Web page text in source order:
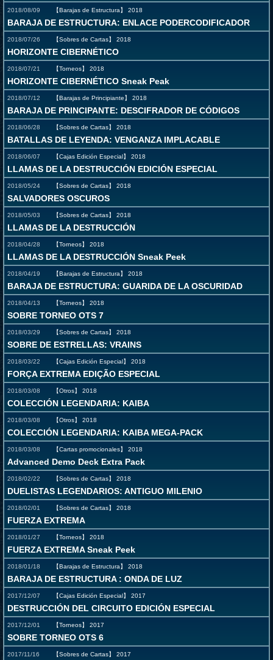
2018/08/09 【Barajas de Estructura】 2018
BARAJA DE ESTRUCTURA: ENLACE PODERCODIFICADOR
2018/07/26 【Sobres de Cartas】 2018
HORIZONTE CIBERNÉTICO
2018/07/21 【Torneos】 2018
HORIZONTE CIBERNÉTICO Sneak Peak
2018/07/12 【Barajas de Principiante】 2018
BARAJA DE PRINCIPANTE: DESCIFRADOR DE CÓDIGOS
2018/06/28 【Sobres de Cartas】 2018
BATALLAS DE LEYENDA: VENGANZA IMPLACABLE
2018/06/07 【Cajas Edición Especial】 2018
LLAMAS DE LA DESTRUCCIÓN EDICIÓN ESPECIAL
2018/05/24 【Sobres de Cartas】 2018
SALVADORES OSCUROS
2018/05/03 【Sobres de Cartas】 2018
LLAMAS DE LA DESTRUCCIÓN
2018/04/28 【Torneos】 2018
LLAMAS DE LA DESTRUCCIÓN Sneak Peek
2018/04/19 【Barajas de Estructura】 2018
BARAJA DE ESTRUCTURA: GUARIDA DE LA OSCURIDAD
2018/04/13 【Torneos】 2018
SOBRE TORNEO OTS 7
2018/03/29 【Sobres de Cartas】 2018
SOBRE DE ESTRELLAS: VRAINS
2018/03/22 【Cajas Edición Especial】 2018
FORÇA EXTREMA EDIÇÃO ESPECIAL
2018/03/08 【Otros】 2018
COLECCIÓN LEGENDARIA: KAIBA
2018/03/08 【Otros】 2018
COLECCIÓN LEGENDARIA: KAIBA MEGA-PACK
2018/03/08 【Cartas promocionales】 2018
Advanced Demo Deck Extra Pack
2018/02/22 【Sobres de Cartas】 2018
DUELISTAS LEGENDARIOS: ANTIGUO MILENIO
2018/02/01 【Sobres de Cartas】 2018
FUERZA EXTREMA
2018/01/27 【Torneos】 2018
FUERZA EXTREMA Sneak Peek
2018/01/18 【Barajas de Estructura】 2018
BARAJA DE ESTRUCTURA : ONDA DE LUZ
2017/12/07 【Cajas Edición Especial】 2017
DESTRUCCIÓN DEL CIRCUITO EDICIÓN ESPECIAL
2017/12/01 【Torneos】 2017
SOBRE TORNEO OTS 6
2017/11/16 【Sobres de Cartas】 2017